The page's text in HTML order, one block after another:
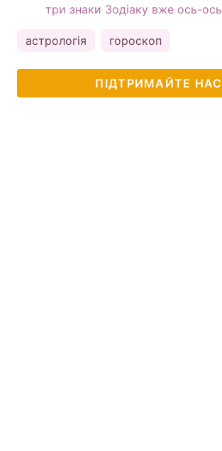
три знаки Зодіаку вже ось-ось
астрологія гороскоп
ПІДТРИМАЙТЕ НАС